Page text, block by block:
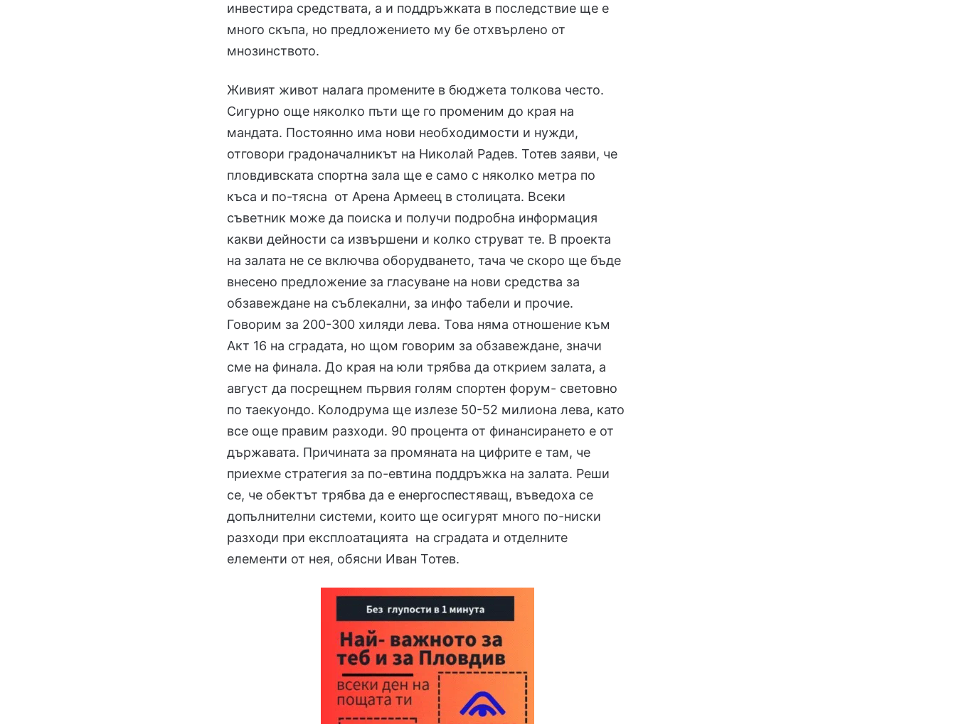
инвестира средствата, а и поддръжката в последствие ще е
много скъпа, но предложението му бе отхвърлено от
мнозинството.
Живият живот налага промените в бюджета толкова често.
Сигурно още няколко пъти ще го променим до края на
мандата. Постоянно има нови необходимости и нужди,
отговори градоначалникът на Николай Радев. Тотев заяви, че
пловдивската спортна зала ще е само с няколко метра по
къса и по-тясна от Арена Армеец в столицата. Всеки
съветник може да поиска и получи подробна информация
какви дейности са извършени и колко струват те. В проекта
на залата не се включва оборудването, тача че скоро ще бъде
внесено предложение за гласуване на нови средства за
обзавеждане на съблекални, за инфо табели и прочие.
Говорим за 200-300 хиляди лева. Това няма отношение към
Акт 16 на сградата, но щом говорим за обзавеждане, значи
сме на финала. До края на юли трябва да открием залата, а
август да посрещнем първия голям спортен форум- световно
по таекуондо. Колодрума ще излезе 50-52 милиона лева, като
все още правим разходи. 90 процента от финансирането е от
държавата. Причината за промяната на цифрите е там, че
приехме стратегия за по-евтина поддръжка на залата. Реши
се, че обектът трябва да е енергоспестяващ, въведоха се
допълнителни системи, които ще осигурят много по-ниски
разходи при експлоатацията на сградата и отделните
елементи от нея, обясни Иван Тотев.